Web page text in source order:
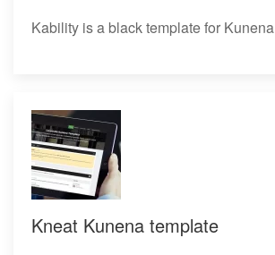
Kability is a black template for Kunena
Kneat Kunena template